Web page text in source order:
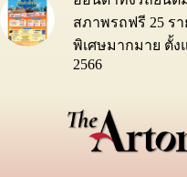
สภาพรถฟรี 25 ร
พิเศษมากมาย ตั้ง
2566